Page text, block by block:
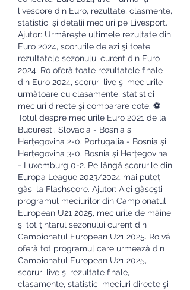
livescore din Euro, rezultate, clasmente,
statistici și detalii meciuri pe Livesport.
Ajutor: Urmăreşte ultimele rezultate din
Euro 2024, scorurile de azi şi toate
rezultatele sezonului curent din Euro
2024. Ro oferă toate rezultatele finale
din Euro 2024, scoruri live şi meciurile
următoare cu clasamente, statistici
meciuri directe şi comparare cote. ⚽
Totul despre meciurile Euro 2021 de la
Bucuresti. Slovacia - Bosnia și
Herțegovina 2-0. Portugalia - Bosnia și
Herțegovina 3-0. Bosnia și Herțegovina
- Luxemburg 0-2. Pe lângă scorurile din
Europa League 2023/2024 mai puteți
găsi la Flashscore. Ajutor: Aici găseşti
programul meciurilor din Campionatul
European U21 2025, meciurile de mâine
şi tot ţintarul sezonului curent din
Campionatul European U21 2025. Ro vă
oferă tot programul care urmează din
Campionatul European U21 2025,
scoruri live şi rezultate finale,
clasamente, statistici meciuri directe şi